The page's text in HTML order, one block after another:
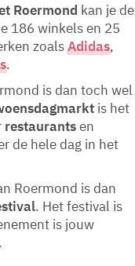
Roermond kan je de
186 winkels en 25
zoalsAdidas,
.
is dan toch wel
is het
restaurantsen
de hele dag in het
Roermond is dan
. Het festival is
is jouw